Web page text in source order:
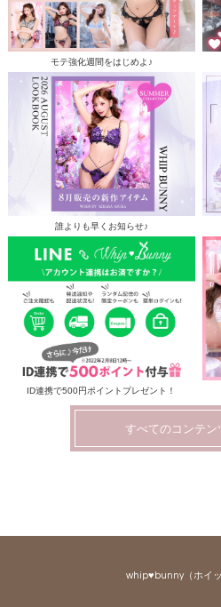
モテ強化週間をはじめよ♪
誰よりも早くお知らせ♪
ID連携で500円ポイントプレゼント！
すべてのコンテン
whip♥bunny（ホイッ